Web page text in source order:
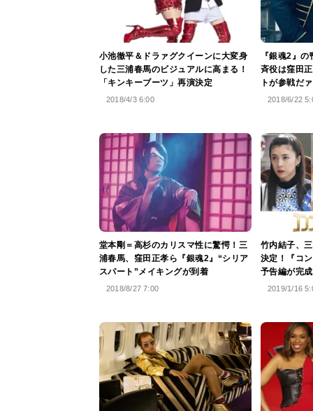
小池徹平＆ドラァグクイーンに大変身
した三浦春馬のビジュアルに高まる！
「キンキーブーツ」再演決定
2018/4/3 6:00
『銀魂2』
斉役は窪田
トが参戦だ
2018/6/22
堂本剛＝高杉のカリスマ性に驚愕！三
浦春馬、窪田正孝ら『銀魂2』“シリア
スパート”メイキングが到着
2018/8/27 7:00
竹内結子、
決定！『コ
予告編が完成
2019/1/16